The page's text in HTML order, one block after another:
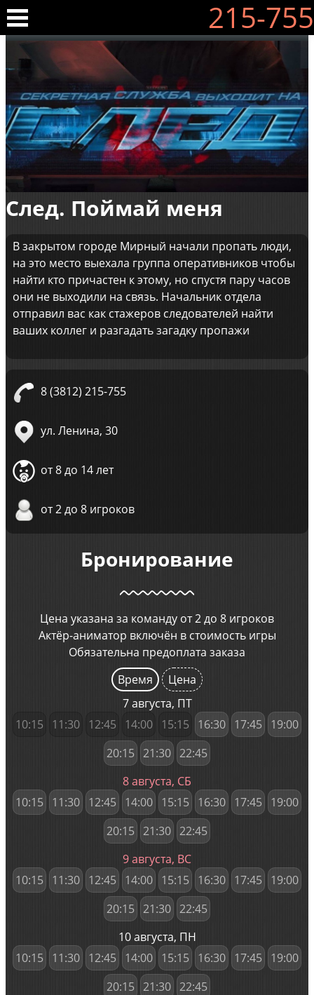
215-755
След. Поймай меня
В закрытом городе Мирный начали пропать люди,
на это место выехала группа оперативников чтобы
найти кто причастен к этому, но спустя пару часов
они не выходили на связь. Начальник отдела
отправил вас как стажеров следователей найти
ваших коллег и разгадать загадку пропажи
8 (3812) 215-755
ул. Ленина, 30
от 8 до 14 лет
от 2 до 8 игроков
Бронирование
Цена указана за команду от 2 до 8 игроков
Актёр-аниматор включён в стоимость игры
Обязательна предоплата заказа
Время
Цена
7 августа, ПТ
10:15
11:30 12:45 14:00 15:15 16:30 17:45 19:00
20:15 21:30 22:45
8 августа, СБ
10:15 11:30 12:45 14:00 15:15 16:30 17:45 19:00
20:15 21:30 22:45
9 августа, ВС
10:15 11:30 12:45 14:00 15:15 16:30 17:45 19:00
20:15 21:30 22:45
10 августа, ПН
10:15 11:30 12:45 14:00 15:15 16:30 17:45 19:00
20:15 21:30 22:45